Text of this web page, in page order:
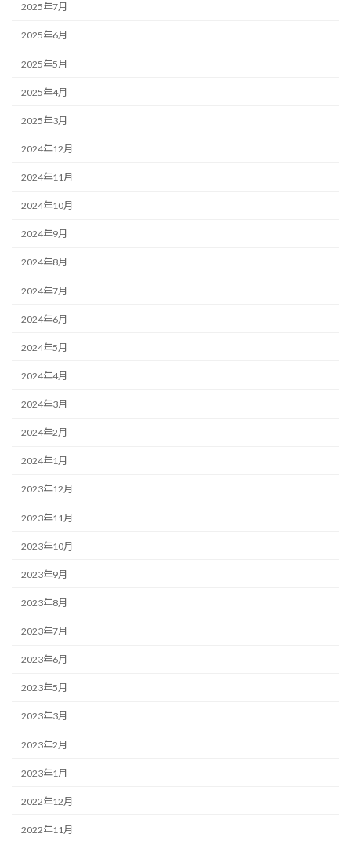
2025年7月
2025年6月
2025年5月
2025年4月
2025年3月
2024年12月
2024年11月
2024年10月
2024年9月
2024年8月
2024年7月
2024年6月
2024年5月
2024年4月
2024年3月
2024年2月
2024年1月
2023年12月
2023年11月
2023年10月
2023年9月
2023年8月
2023年7月
2023年6月
2023年5月
2023年3月
2023年2月
2023年1月
2022年12月
2022年11月